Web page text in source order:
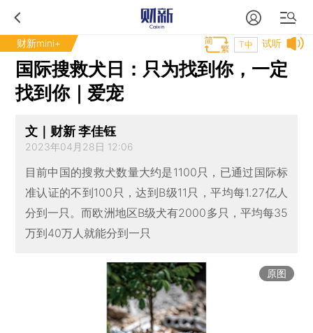
财新mini+ 试听
T中
国际搜救犬日：只为找到你，一定
找到你｜爱宠
文｜财新 李佳钰
2023年04月28日 12:06
目前中国的搜救犬数量大约是1100只，已通过国际标
准认证的不到100只，达到B级11只，平均每1.27亿人
分到一只。而欧洲地区B级犬有2000多只，平均每35
万到40万人就能分到一只
原图